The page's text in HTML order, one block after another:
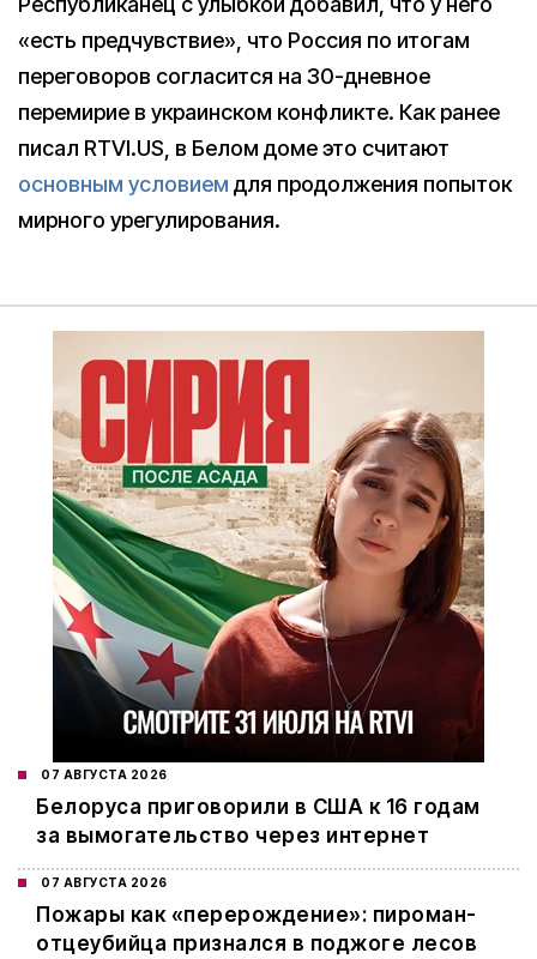
«есть предчувствие», что Россия по итогам
переговоров согласится на 30-дневное
перемирие в украинском конфликте. Как ранее
писал RTVI.US, в Белом доме это считают
основным условием для продолжения попыток
мирного урегулирования.
07 АВГУСТА 2026
Белоруса приговорили в США к 16 годам
за вымогательство через интернет
07 АВГУСТА 2026
Пожары как «перерождение»: пироман-
отцеубийца признался в поджоге лесов